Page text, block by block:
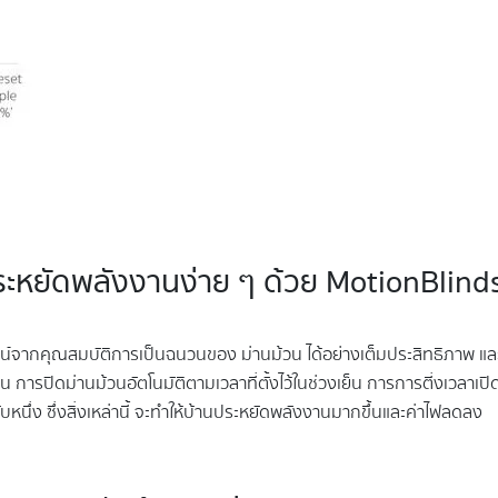
หยัดพลังงานง่าย ๆ ด้วย
จากคุณสมบัติการเป็นฉนวนของ ม่านม้วน ได้อย่างเต็มประสิทธิภาพ แ
ารปิดม่านม้วนอัตโนมัติตามเวลาที่ตั้งไว้ในช่วงเย็น การการตี่งเวลาเ
ง ซึ่งสิ่งเหล่านี้ จะทำให้บ้านประหยัดพลังงานมากขึ้นและค่าไฟลดลง